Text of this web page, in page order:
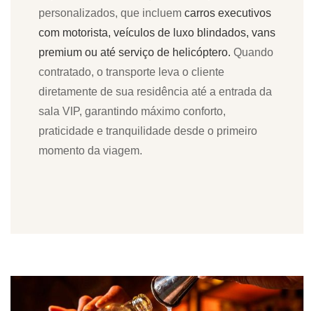
personalizados, que incluem carros executivos
com motorista, veículos de luxo blindados, vans
premium ou até serviço de helicóptero. Quando
contratado, o transporte leva o cliente
diretamente de sua residência até a entrada da
sala VIP, garantindo máximo conforto,
praticidade e tranquilidade desde o primeiro
momento da viagem.